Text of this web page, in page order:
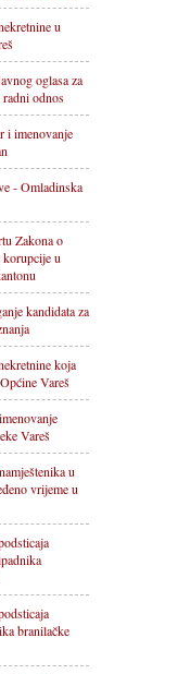
u
oglasa za
odnos
i imenovanje
- Omladinska
Zakona o
u
kandidata za
koja
Vareš
Vareš
u
vrijeme u
branilačke